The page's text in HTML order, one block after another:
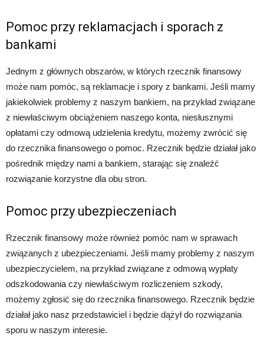
Pomoc przy reklamacjach i sporach z
bankami
Jednym z głównych obszarów, w których rzecznik finansowy
może nam pomóc, są reklamacje i spory z bankami. Jeśli mamy
jakiekolwiek problemy z naszym bankiem, na przykład związane
z niewłaściwym obciążeniem naszego konta, niesłusznymi
opłatami czy odmową udzielenia kredytu, możemy zwrócić się
do rzecznika finansowego o pomoc. Rzecznik będzie działał jako
pośrednik między nami a bankiem, starając się znaleźć
rozwiązanie korzystne dla obu stron.
Pomoc przy ubezpieczeniach
Rzecznik finansowy może również pomóc nam w sprawach
związanych z ubezpieczeniami. Jeśli mamy problemy z naszym
ubezpieczycielem, na przykład związane z odmową wypłaty
odszkodowania czy niewłaściwym rozliczeniem szkody,
możemy zgłosić się do rzecznika finansowego. Rzecznik będzie
działał jako nasz przedstawiciel i będzie dążył do rozwiązania
sporu w naszym interesie.